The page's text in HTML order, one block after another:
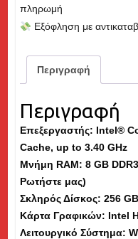
to
3.40GHz,
RAM,
256GB
+
500GB
HDD
-
Εκθεσιακό
(md)
ποσότητα
πληρωμή
Εξόφληση με
Περιγραφή
Περιγραφή
Επεξεργαστής: Intel®
Cache, up to 3.40 GHz
Μνήμη RAM: 8 GB
Ρωτήστε μας)
Σκληρός Δίσκος: 256
Κάρτα Γραφικών: Intel
Λειτουργικό Σύστημα: